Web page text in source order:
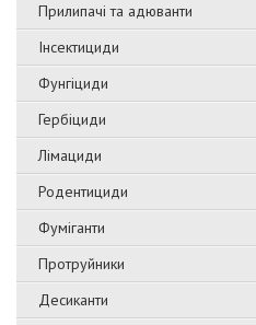
Прилипачі та адюванти
Інсектициди
Фунгіциди
Гербіциди
Лімациди
Родентициди
Фуміганти
Протруйники
Десиканти